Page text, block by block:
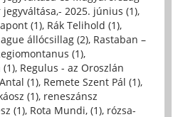
jegyváltása,- 2025. június (1),
(1), Rák Telihold (1),
állócsillag (2), Rastaban –
(1),
, Regulus - az Oroszlán
(1), Remete Szent Pál (1),
(1), reneszánsz
(1), Rota Mundi, (1), rózsa-